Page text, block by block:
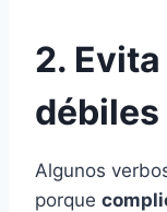
2.
débiles
Algunos
porque